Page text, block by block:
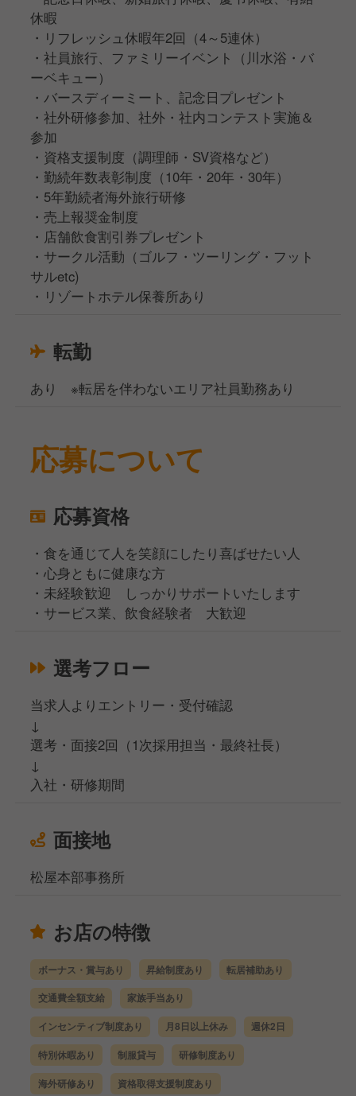
休暇
・リフレッシュ休暇年2回（4～5連休）
・社員旅行、ファミリーイベント（川水浴・バ
ーベキュー）
・バースディーミート、記念日プレゼント
・社外研修参加、社外・社内コンテスト実施＆
参加
・資格支援制度（調理師・SV資格など）
・勤続年数表彰制度（10年・20年・30年）
・5年勤続者海外旅行研修
・売上報奨金制度
・店舗飲食割引券プレゼント
・サークル活動（ゴルフ・ツーリング・フット
サルetc)
・リゾートホテル保養所あり
転勤
あり ※転居を伴わないエリア社員勤務あり
応募について
応募資格
・食を通じて人を笑顔にしたり喜ばせたい人
・心身ともに健康な方
・未経験歓迎 しっかりサポートいたします
・サービス業、飲食経験者 大歓迎
選考フロー
当求人よりエントリー・受付確認
↓
選考・面接2回（1次採用担当・最終社長）
↓
入社・研修期間
面接地
松屋本部事務所
お店の特徴
ボーナス・賞与あり 昇給制度あり 転居補助あり
交通費全額支給 家族手当あり
インセンティブ制度あり 月8日以上休み 週休2日
特別休暇あり 制服貸与 研修制度あり
海外研修あり 資格取得支援制度あり